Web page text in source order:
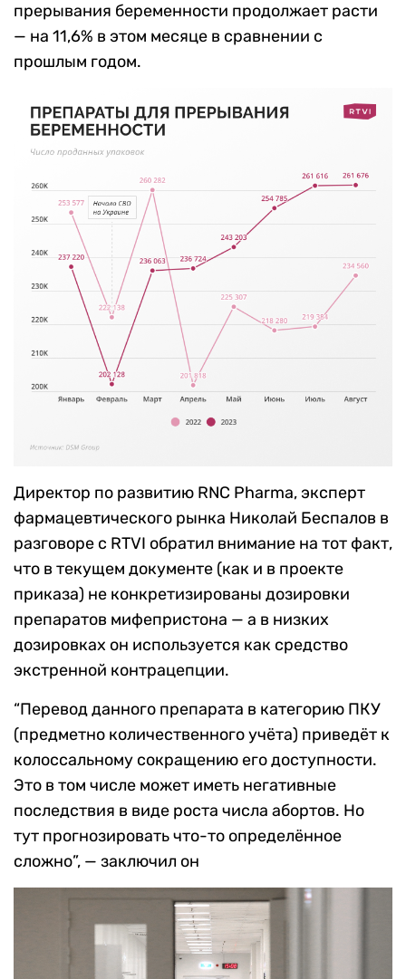
прерывания беременности продолжает расти
— на 11,6% в этом месяце в сравнении с
прошлым годом.
Директор по развитию RNC Pharma, эксперт
фармацевтического рынка Николай Беспалов в
разговоре с RTVI обратил внимание на тот факт,
что в текущем документе (как и в проекте
приказа) не конкретизированы дозировки
препаратов мифепристона — а в низких
дозировках он используется как средство
экстренной контрацепции.
“Перевод данного препарата в категорию ПКУ
(предметно количественного учёта) приведёт к
колоссальному сокращению его доступности.
Это в том числе может иметь негативные
последствия в виде роста числа абортов. Но
тут прогнозировать что-то определённое
сложно”, — заключил он